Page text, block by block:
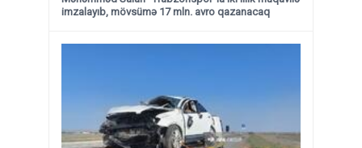
imzalayıb, mövsümə 17 mln. avro qazanacaq